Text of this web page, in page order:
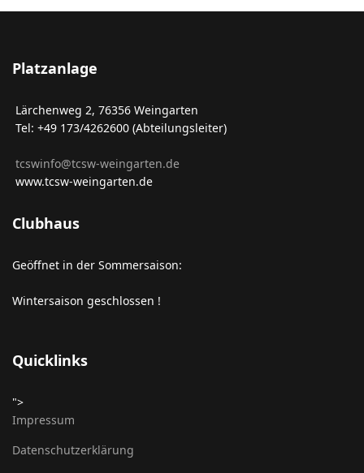
Platzanlage
Lärchenweg 2, 76356 Weingarten
Tel: +49 173/4262600 (Abteilungsleiter)
tcswinfo@tcsw-weingarten.de
www.tcsw-weingarten.de
Clubhaus
Geöffnet in der Sommersaison:
Wintersaison geschlossen !
Quicklinks
">
Impressum
Datenschutzerklärung